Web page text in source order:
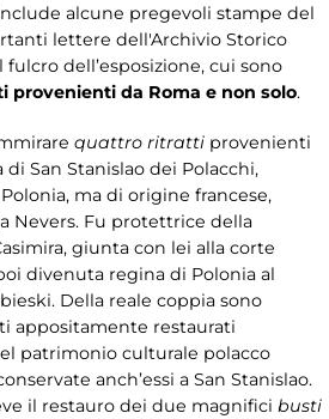
alcune pregevoli stampe del
lettere dell'Archivio Storico
dell’esposizione, cui sono
provenienti da Roma e non solo.
quattro ritratti provenienti
di San Stanislao dei Polacchi,
ma di origine francese,
Nevers. Fu protettrice della
giunta con lei alla corte
divenuta regina di Polonia al
Della reale coppia sono
appositamente restaurati
patrimonio culturale polacco
anch’essi a San Stanislao.
il restauro dei due magnifici busti